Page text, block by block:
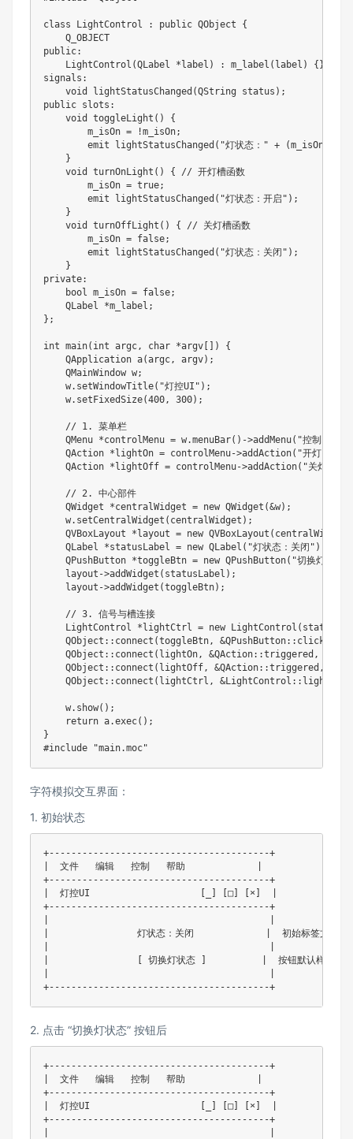
class LightControl : public QObject {
    Q_OBJECT
public:
    LightControl(QLabel *label) : m_label(label) {}
signals:
    void lightStatusChanged(QString status);
public slots:
    void toggleLight() {
        m_isOn = !m_isOn;
emit lightStatusChanged("灯状态：" + (m_isOn ? "
    }
    void turnOnLight() { // 开灯槽函数
        m_isOn = true;
        emit lightStatusChanged("灯状态：开启");
    }
    void turnOffLight() { // 关灯槽函数
        m_isOn = false;
        emit lightStatusChanged("灯状态：关闭");
    }
private:
    bool m_isOn = false;
    QLabel *m_label;
};
int main(int argc, char *argv[]) {
    QApplication a(argc, argv);
    QMainWindow w;
    w.setWindowTitle("灯控UI");
    w.setFixedSize(400, 300);
    // 1. 菜单栏
    QMenu *controlMenu = w.menuBar()->addMenu("控制");
    QAction *lightOn = controlMenu->addAction("开灯");
    QAction *lightOff = controlMenu->addAction("关灯");
    // 2. 中心部件
    QWidget *centralWidget = new QWidget(&w);
    w.setCentralWidget(centralWidget);
QVBoxLayout *layout = new
    QLabel *statusLabel = new QLabel("灯状态：关闭");
QPushButton *toggleBtn = new QPushButton("切换灯状态
    layout->addWidget(statusLabel);
    layout->addWidget(toggleBtn);
    // 3. 信号与槽连接
LightControl *lightCtrl = new
QObject::connect(toggleBtn, &QPushButton::clicked,
QObject::connect(lightOn, &QAction::triggered,
QObject::connect(lightOff, &QAction::triggered,
QObject::connect(lightCtrl,
    w.show();
    return a.exec();
}
#include "main.moc"
字符模拟交互界面：​
1. 初始状态
+----------------------------------------+
|  文件   编辑   控制   帮助             |
+----------------------------------------+
|  灯控UI                    [_] [□] [×]  |
+----------------------------------------+
|                灯状态：关闭             |  初始标签文本
|                [ 切换灯状态 ]          |  按钮默认样式
+----------------------------------------+
2. 点击 “切换灯状态” 按钮后
+----------------------------------------+
|  文件   编辑   控制   帮助             |
+----------------------------------------+
|  灯控UI                    [_] [□] [×]  |
+----------------------------------------+